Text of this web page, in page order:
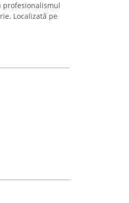
profesionalismul
Localizată pe